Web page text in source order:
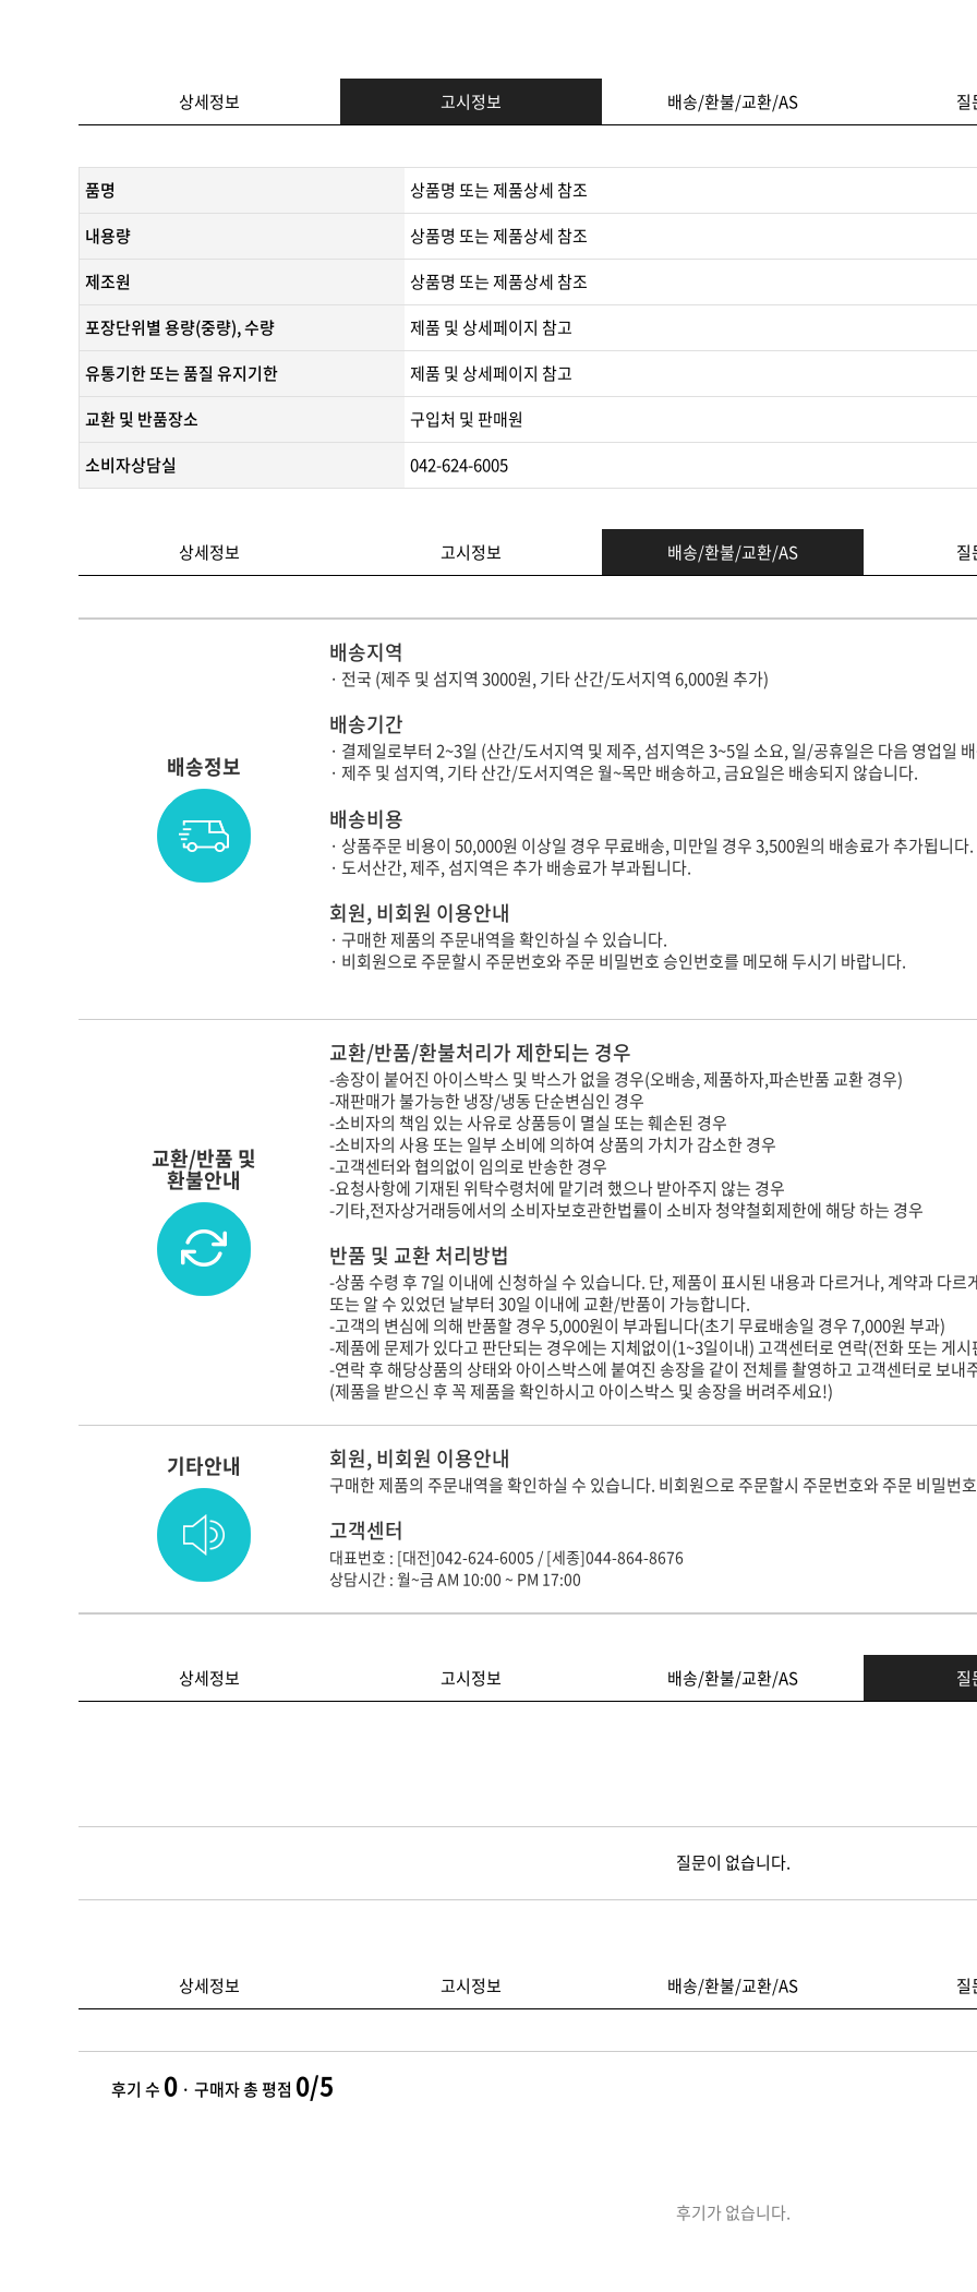
상세정보 고시정보 배송/환불/교환/AS 질
품명
상품명 또는 제품상세 참조
내용량
상품명 또는 제품상세 참조
제조원
​상품명 또는 제품상세 참조​
포장단위별 용량(중량), 수량
제품 및 상세페이지 참고
유통기한 또는 품질 유지기한
​제품 및 상세페이지 참고​
교환 및 반품장소
구입처 및 판매원
소비자상담실
042-624-6005
상세정보 고시정보 배송/환불/교환/AS 질
배송정보
배송지역
· 전국 (제주 및 섬지역 3000원, 기타 산간/도서지역 6,000원 추가)
배송기간
· 결제일로부터 2~3일 (산간/도서지역 및 제주, 섬지역은 3~5일 소요, 일/공휴일은 다음 영업일
· 제주 및 섬지역, 기타 산간/도서지역은 월~목만 배송하고, 금요일은 배송되지 않습니다.
배송비용
· 상품주문 비용이 50,000원 이상일 경우 무료배송, 미만일 경우 3,500원의 배송료가 추가됩니다.
· 도서산간, 제주, 섬지역은 추가 배송료가 부과됩니다.
회원, 비회원 이용안내
· 구매한 제품의 주문내역을 확인하실 수 있습니다.
· 비회원으로 주문할시 주문번호와 주문 비밀번호 승인번호를 메모해 두시기 바랍니다.
교환/반품 및
환불안내
교환/반품/환불처리가 제한되는 경우
-송장이 붙어진 아이스박스 및 박스가 없을 경우(오배송, 제품하자,파손반품 교환 경우)
-재판매가 불가능한 냉장/냉동 단순변심인 경우
-소비자의 책임 있는 사유로 상품등이 멸실 또는 훼손된 경우
-소비자의 사용 또는 일부 소비에 의하여 상품의 가치가 감소한 경우
-고객센터와 협의없이 임의로 반송한 경우
-요청사항에 기재된 위탁수령처에 맡기려 했으나 받아주지 않는 경우
-기타,전자상거래등에서의 소비자보호관한법률이 소비자 청약철회제한에 해당 하는 경우
반품 및 교환 처리방법
-상품 수령 후 7일 이내에 신청하실 수 있습니다. 단, 제품이 표시된 내용과 다르거나, 계약과 다
또는 알 수 있었던 날부터 30일 이내에 교환/반품이 가능합니다.
-고객의 변심에 의해 반품할 경우 5,000원이 부과됩니다(초기 무료배송일 경우 7,000원 부과)
-제품에 문제가 있다고 판단되는 경우에는 지체없이(1~3일이내) 고객센터로 연락(전화 또는 게
-연락 후 해당상품의 상태와 아이스박스에 붙여진 송장을 같이 전체를 촬영하고 고객센터로 보
(제품을 받으신 후 꼭 제품을 확인하시고 아이스박스 및 송장을 버려주세요!)
기타안내 회원, 비회원 이용안내
구매한 제품의 주문내역을 확인하실 수 있습니다. 비회원으로 주문할시 주문번호와 주문 비밀번
고객센터
대표번호 : [대전]042-624-6005 / [세종]044-864-8676
상담시간 : 월~금 AM 10:00 ~ PM 17:00
상세정보 고시정보 배송/환불/교환/AS 질
질문이 없습니다.
상세정보 고시정보 배송/환불/교환/AS 질
후기 수 0 · 구매자 총 평점 0/5
후기가 없습니다.